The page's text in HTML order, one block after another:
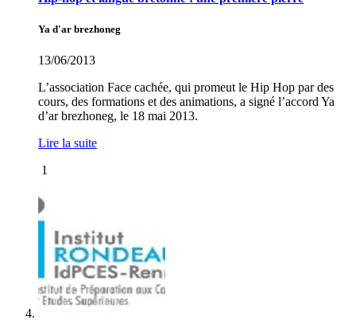
Ya d'ar brezhoneg
13/06/2013
L’association Face cachée, qui promeut le Hip Hop par des
cours, des formations et des animations, a signé l’accord Ya
d’ar brezhoneg, le 18 mai 2013.
Lire la suite
1